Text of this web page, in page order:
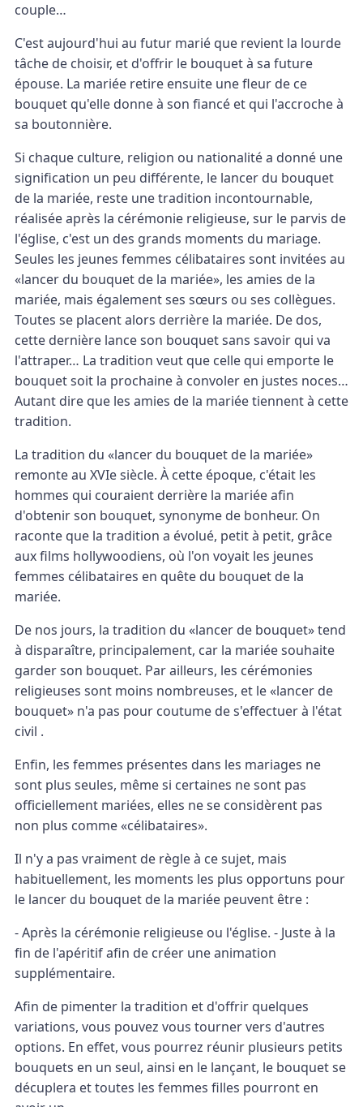
couple…
C'est aujourd'hui au futur marié que revient la lourde
tâche de choisir, et d'offrir le bouquet à sa future
épouse. La mariée retire ensuite une fleur de ce
bouquet qu'elle donne à son fiancé et qui l'accroche à
sa boutonnière.
Si chaque culture, religion ou nationalité a donné une
signification un peu différente, le lancer du bouquet
de la mariée, reste une tradition incontournable,
réalisée après la cérémonie religieuse, sur le parvis de
l'église, c'est un des grands moments du mariage.
Seules les jeunes femmes célibataires sont invitées au
«lancer du bouquet de la mariée», les amies de la
mariée, mais également ses sœurs ou ses collègues.
Toutes se placent alors derrière la mariée. De dos,
cette dernière lance son bouquet sans savoir qui va
l'attraper… La tradition veut que celle qui emporte le
bouquet soit la prochaine à convoler en justes noces…
Autant dire que les amies de la mariée tiennent à cette
tradition.
La tradition du «lancer du bouquet de la mariée»
remonte au XVIe siècle. À cette époque, c'était les
hommes qui couraient derrière la mariée afin
d'obtenir son bouquet, synonyme de bonheur. On
raconte que la tradition a évolué, petit à petit, grâce
aux films hollywoodiens, où l'on voyait les jeunes
femmes célibataires en quête du bouquet de la
mariée.
De nos jours, la tradition du «lancer de bouquet» tend
à disparaître, principalement, car la mariée souhaite
garder son bouquet. Par ailleurs, les cérémonies
religieuses sont moins nombreuses, et le «lancer de
bouquet» n'a pas pour coutume de s'effectuer à l'état
civil .
Enfin, les femmes présentes dans les mariages ne
sont plus seules, même si certaines ne sont pas
officiellement mariées, elles ne se considèrent pas
non plus comme «célibataires».
Il n'y a pas vraiment de règle à ce sujet, mais
habituellement, les moments les plus opportuns pour
le lancer du bouquet de la mariée peuvent être :
- Après la cérémonie religieuse ou l'église. - Juste à la
fin de l'apéritif afin de créer une animation
supplémentaire.
Afin de pimenter la tradition et d'offrir quelques
variations, vous pouvez vous tourner vers d'autres
options. En effet, vous pourrez réunir plusieurs petits
bouquets en un seul, ainsi en le lançant, le bouquet se
décuplera et toutes les femmes filles pourront en